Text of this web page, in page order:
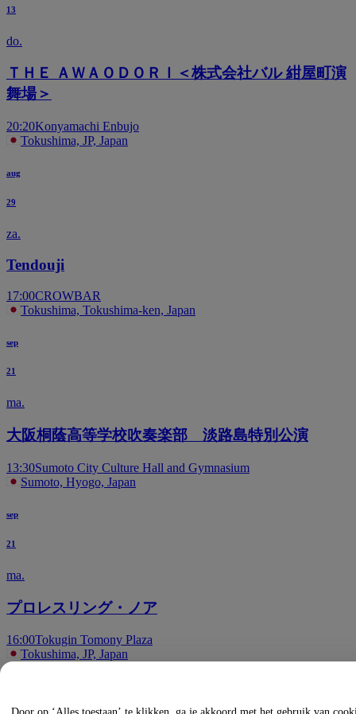
13
do.
ＴＨＥ ＡＷＡＯＤＯＲＩ＜株式会社バル 紺屋町演
舞場＞
20:20Konyamachi Enbujo
Tokushima, JP, Japan
aug
29
za.
Tendouji
17:00CROWBAR
Tokushima, Tokushima-ken, Japan
sep
21
ma.
大阪桐蔭高等学校吹奏楽部 淡路島特別公演
13:30Sumoto City Culture Hall and Gymnasium
Sumoto, Hyogo, Japan
sep
21
ma.
プロレスリング・ノア
16:00Tokugin Tomony Plaza
Tokushima, JP, Japan